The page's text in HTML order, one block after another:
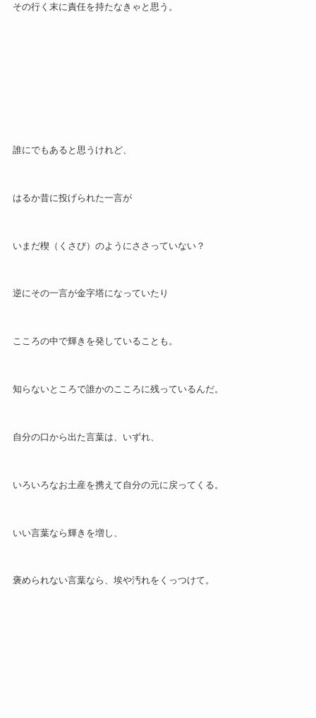
その行く末に責任を持たなきゃと思う。
誰にでもあると思うけれど、
はるか昔に投げられた一言が
いまだ楔（くさび）のようにささっていない？
逆にその一言が金字塔になっていたり
こころの中で輝きを発していることも。
知らないところで誰かのこころに残っているんだ。
自分の口から出た言葉は、いずれ、
いろいろなお土産を携えて自分の元に戻ってくる。
いい言葉なら輝きを増し、
褒められない言葉なら、埃や汚れをくっつけて。